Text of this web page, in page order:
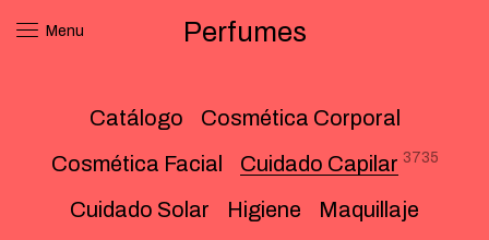
Menu Perfumes
Catálogo
Cosmética Corporal
Cosmética Facial
Cuidado Capilar 3735
Cuidado Solar Higiene
Maquillaje